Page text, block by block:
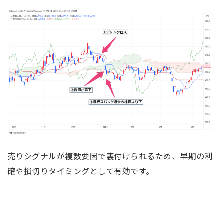
売りシグナルが複数要因で裏付けられるため、早期の利
確や損切りタイミングとして有効です。